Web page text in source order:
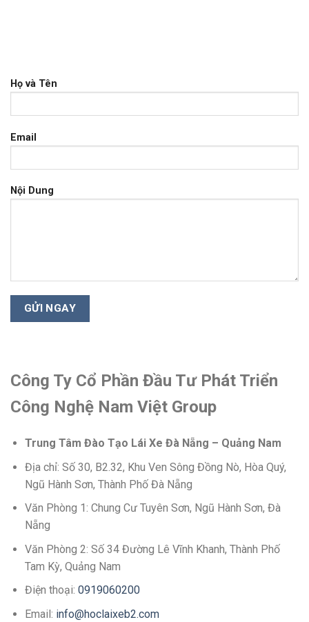
Họ và Tên
Email
Nội Dung
Công Ty Cổ Phần Đầu Tư Phát Triển
Công Nghệ Nam Việt Group
Trung Tâm Đào Tạo Lái Xe Đà Nẵng – Quảng Nam
Địa chỉ: Số 30, B2.32, Khu Ven Sông Đồng Nò, Hòa Quý,
Ngũ Hành Sơn, Thành Phố Đà Nẵng
Văn Phòng 1: Chung Cư Tuyên Sơn, Ngũ Hành Sơn, Đà
Nẵng
Văn Phòng 2: Số 34 Đường Lê Vĩnh Khanh, Thành Phố
Tam Kỳ, Quảng Nam
Điện thoại: 0919060200
Email: info@hoclaixeb2.com